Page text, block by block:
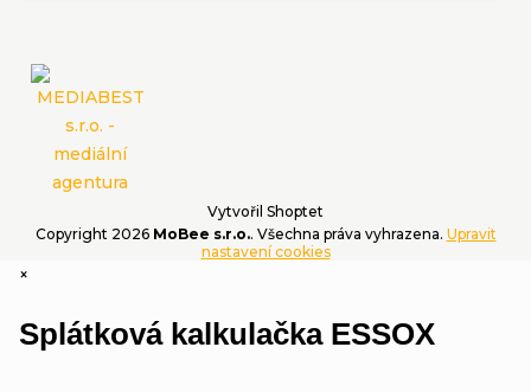
Vytvořil Shoptet
Copyright 2026 MoBee s.r.o.. Všechna práva vyhrazena. Upravit
nastavení cookies
×
Splátková kalkulačka ESSOX